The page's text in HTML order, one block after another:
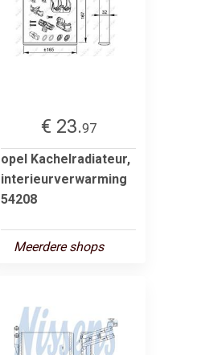
€ 23.97
opel Kachelradiateur,
interieurverwarming
54208
Meerdere shops